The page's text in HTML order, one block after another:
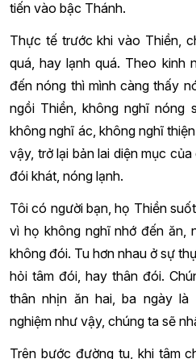
tiến vào bậc Thánh.
Thực tế trước khi vào Thiền,
quá, hay lạnh quá. Theo kinh
đến nóng thì mình càng thấy
ngồi Thiền, không nghĩ nóng
không nghĩ ác, không nghĩ
vậy, trở lại bản lai diện mục
đói khát, nóng lạnh.
Tôi có người bạn, họ Thiền
vì họ không nghĩ nhớ đến ăn,
không đói. Tu hơn nhau ở sự
hỏi tâm đói, hay thân đói.
thân nhịn ăn hai, ba ngày là
nghiệm như vậy, chúng ta sẽ
Trên bước đường tu, khi tâm